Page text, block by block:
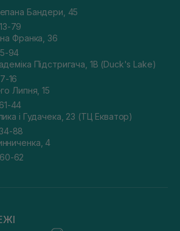
Бандери, 45
79
Франка, 36
94
Підстригача, 1В (Duck's Lake)
16
Липня, 15
44
і Гудачека, 23 (ТЦ Екватор)
88
4
62